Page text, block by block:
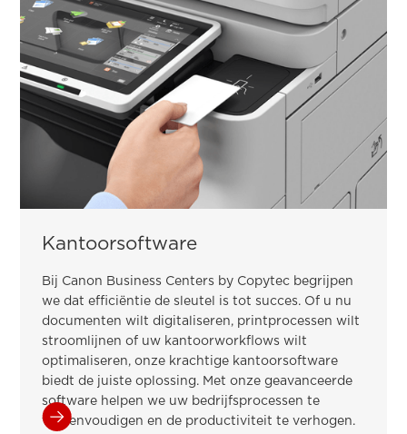
Kantoorsoftware
Bij Canon Business Centers by Copytec begrijpen
we dat efficiëntie de sleutel is tot succes. Of u nu
documenten wilt digitaliseren, printprocessen wilt
stroomlijnen of uw kantoorworkflows wilt
optimaliseren, onze krachtige kantoorsoftware
biedt de juiste oplossing. Met onze geavanceerde
software helpen we uw bedrijfsprocessen te
vereenvoudigen en de productiviteit te verhogen.